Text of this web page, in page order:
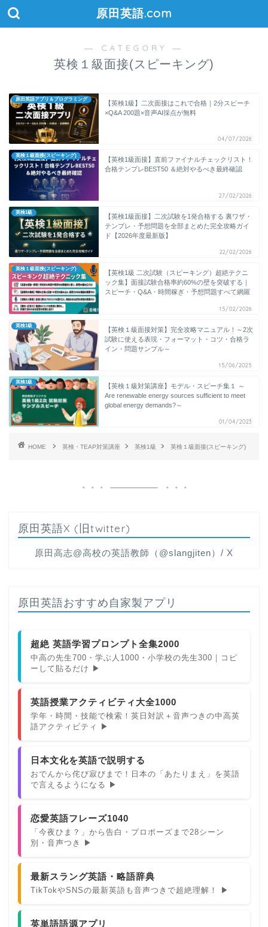
原田英語.com
― CATEGORY ―
英検１級面接(スピーキング)
原田英語アプリ＆プログラミング
【英検1級】二次面接はこれで合格｜2分スピーチ
×Q&A 200題×音声AI採点が無料
04/07/2026
英検１級面接(スピーキング)
【英検1級面接】直前ファイナルチェックリスト！
合格テンプレBEST50 ＆絶対やるべき最終確認
27/02/2026
英検1級
【英検1級面接】二次試験を1発合格する 裏ワザ・
テンプレ・予想問題を全部まとめた完全攻略ガイ
ド【2026年度最新版】
22/02/2026
英検１級面接(スピーキング)
【英検1級 二次試験（スピーキング）超絶テクニ
ック集】面接試験合格率約60%の壁を突破する｜
スピーチ・Q&A・時間稼ぎ・予想問題すべて網羅
15/02/2026
英検1級
【英検１級面接対策】完全攻略マニュアル！～2次
試験に使える表現・フォーマット・コツ・合格ラ
イン・問題サンプル～
15/06/2025
英検1級
【英検１級対策講座】モデル・スピーチ集１ ～
Are renewable energy sources sufficient to meet
global energy demands?～
01/04/2023
HOME 英検・TEAP対策講座 英検1級 英検１級面接(スピーキング)
原田英語X (旧twitter)
原田高志@高校の英語教師（@slangjiten）/ X
原田英語おすすめ自家製アプリ
超絶 英語学習プロンプト全集2000
中高の先生700・学ぶ人1000・小学校の先生300｜コピ
ーして貼るだけ ▶
英語授業アクティビティ大全1000
学年・時間・技能で検索！英日対訳＋音声つきの中高英
語アクティビティ ▶
日本文化を英語で説明する
おでんから侘び寂びまで！日本の「あたりまえ」を英語
で言えるようになる ▶
恋愛英語フレーズ1040
「今夜ひま？」から告白・プロポーズまで28シーン
別・音声つき ▶
最新スラング英語・略語辞典
TikTokやSNSの最新英語も音声つきで超絶理解！ ▶
英単語語源アプリ